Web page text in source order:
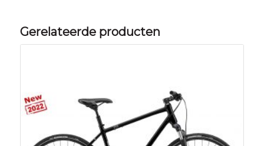
Gerelateerde producten